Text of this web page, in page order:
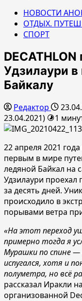
НОВОСТИ
ОТДЫХ.
СПОРТ
Удзилаури в
Байкалу
Редактор
23.04.2021)
1
22 апреля 2021
первым в мире
ледяной Байкал на
Удзилаури
за десять дней.
происходило в
порывами ветра
«На этот переход
примерно тогда я
Мурашки по спине
испугался, хотя и
полуметра, но всё
рассказал Иракли
организованной